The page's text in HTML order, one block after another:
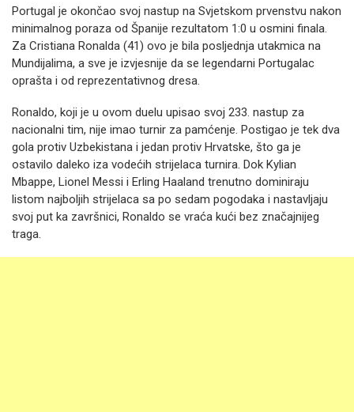
Portugal je okončao svoj nastup na Svjetskom prvenstvu nakon
minimalnog poraza od Španije rezultatom 1:0 u osmini finala.
Za Cristiana Ronalda (41) ovo je bila posljednja utakmica na
Mundijalima, a sve je izvjesnije da se legendarni Portugalac
oprašta i od reprezentativnog dresa.
Ronaldo, koji je u ovom duelu upisao svoj 233. nastup za
nacionalni tim, nije imao turnir za pamćenje. Postigao je tek dva
gola protiv Uzbekistana i jedan protiv Hrvatske, što ga je
ostavilo daleko iza vodećih strijelaca turnira. Dok Kylian
Mbappe, Lionel Messi i Erling Haaland trenutno dominiraju
listom najboljih strijelaca sa po sedam pogodaka i nastavljaju
svoj put ka završnici, Ronaldo se vraća kući bez značajnijeg
traga.